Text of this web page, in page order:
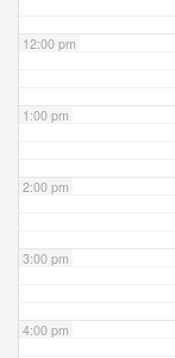
12:00 pm
1:00 pm
2:00 pm
3:00 pm
4:00 pm